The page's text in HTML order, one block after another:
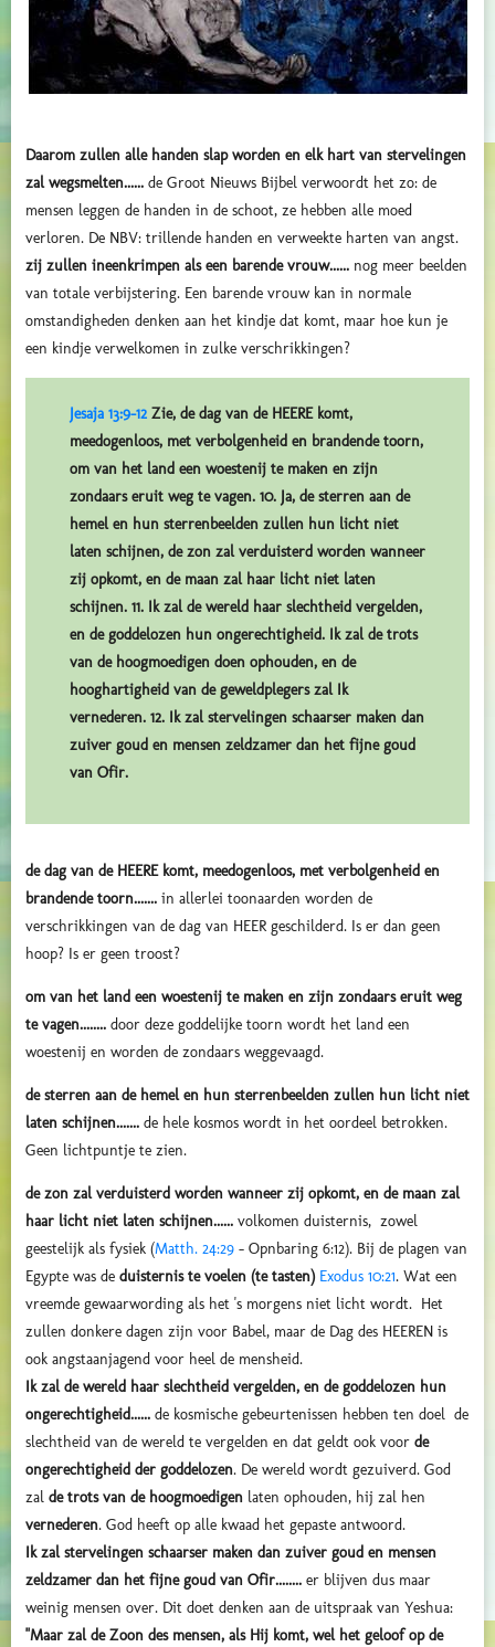
Daarom zullen alle handen slap worden en elk hart van stervelingen
zal wegsmelten...... de Groot Nieuws Bijbel verwoordt het zo: de
mensen leggen de handen in de schoot, ze hebben alle moed
verloren. De NBV: trillende handen en verweekte harten van angst.
zij zullen ineenkrimpen als een barende vrouw...... nog meer beelden
van totale verbijstering. Een barende vrouw kan in normale
omstandigheden denken aan het kindje dat komt, maar hoe kun je
een kindje verwelkomen in zulke verschrikkingen?
Jesaja 13:9-12 Zie, de dag van de HEERE komt,
meedogenloos, met verbolgenheid en brandende toorn,
om van het land een woestenij te maken en zijn
zondaars eruit weg te vagen. 10. Ja, de sterren aan de
hemel en hun sterrenbeelden zullen hun licht niet
laten schijnen, de zon zal verduisterd worden wanneer
zij opkomt, en de maan zal haar licht niet laten
schijnen. 11. Ik zal de wereld haar slechtheid vergelden,
en de goddelozen hun ongerechtigheid. Ik zal de trots
van de hoogmoedigen doen ophouden, en de
hooghartigheid van de geweldplegers zal Ik
vernederen. 12. Ik zal stervelingen schaarser maken dan
zuiver goud en mensen zeldzamer dan het fijne goud
van Ofir.
de dag van de HEERE komt, meedogenloos, met verbolgenheid en
brandende toorn....... in allerlei toonaarden worden de
verschrikkingen van de dag van HEER geschilderd. Is er dan geen
hoop? Is er geen troost?
om van het land een woestenij te maken en zijn zondaars eruit weg
te vagen........ door deze goddelijke toorn wordt het land een
woestenij en worden de zondaars weggevaagd.
de sterren aan de hemel en hun sterrenbeelden zullen hun licht niet
laten schijnen....... de hele kosmos wordt in het oordeel betrokken.
Geen lichtpuntje te zien.
de zon zal verduisterd worden wanneer zij opkomt, en de maan zal
haar licht niet laten schijnen...... volkomen duisternis, zowel
geestelijk als fysiek (Matth. 24:29 - Opnbaring 6:12). Bij de plagen van
Egypte was de duisternis te voelen (te tasten) Exodus 10:21. Wat een
vreemde gewaarwording als het 's morgens niet licht wordt. Het
zullen donkere dagen zijn voor Babel, maar de Dag des HEEREN is
ook angstaanjagend voor heel de mensheid.
Ik zal de wereld haar slechtheid vergelden, en de goddelozen hun
ongerechtigheid...... de kosmische gebeurtenissen hebben ten doel de
slechtheid van de wereld te vergelden en dat geldt ook voor de
ongerechtigheid der goddelozen. De wereld wordt gezuiverd. God
zal de trots van de hoogmoedigen laten ophouden, hij zal hen
vernederen. God heeft op alle kwaad het gepaste antwoord.
Ik zal stervelingen schaarser maken dan zuiver goud en mensen
zeldzamer dan het fijne goud van Ofir........ er blijven dus maar
weinig mensen over. Dit doet denken aan de uitspraak van Yeshua:
"Maar zal de Zoon des mensen, als Hij komt, wel het geloof op de